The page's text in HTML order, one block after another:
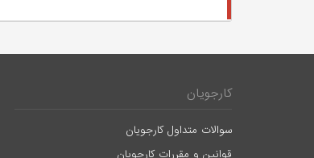
کارجویان
سوالات متداول کارجویان
قوانین و مقررات کارجویان